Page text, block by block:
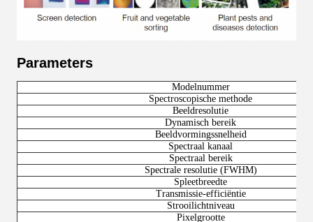
Parameters
Modelnummer
Spectroscopische methode
Beeldresolutie
Dynamisch bereik
Beeldvormingssnelheid
Spectraal kanaal
Spectraal bereik
Spectrale resolutie (FWHM)
Spleetbreedte
Transmissie-efficiëntie
Strooilichtniveau
Pixelgrootte